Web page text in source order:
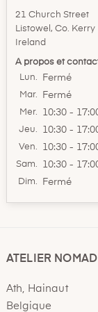
21 Church Street
Listowel, Co. Kerry
Ireland
A propos et
Lun. Fermé
Mar. Fermé
Mer. 10:30 -
Jeu. 10:30 -
Ven. 10:30 -
Sam. 10:30 -
Dim. Fermé
ATELIER NOMAD
Ath, Hainaut
Belgique